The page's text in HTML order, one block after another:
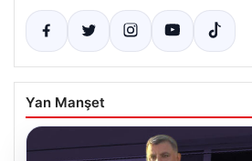
Yan Manşet